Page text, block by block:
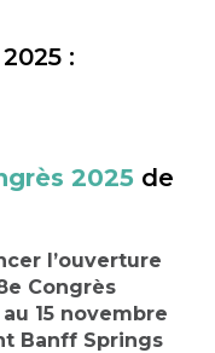
:
2025 de
l’ouverture
Congrès
15 novembre
Banff Springs